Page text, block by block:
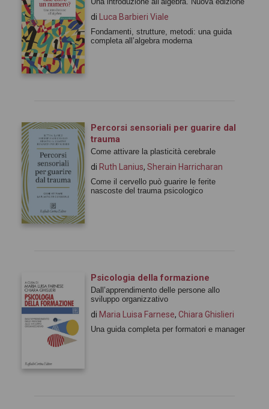
di Luca Barbieri Viale
Fondamenti, strutture, metodi: una guida
completa all’algebra moderna
Percorsi sensoriali per guarire dal
trauma
Come attivare la plasticità cerebrale
di Ruth Lanius, Sherain Harricharan
Come il cervello può guarire le ferite
nascoste del trauma psicologico
Psicologia della formazione
Dall’apprendimento delle persone allo
sviluppo organizzativo
di Maria Luisa Farnese, Chiara Ghislieri
Una guida completa per formatori e manager